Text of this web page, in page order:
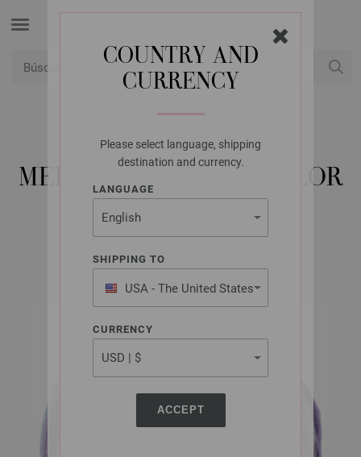
COUNTRY AND
CURRENCY
Please select language, shipping
destination and currency.
LANGUAGE
SHIPPING TO
USA - The United States
of America
CURRENCY
ACCEPT
LANA GROSSA
MEILENWEIT 100G COLOR
MIX MULTI